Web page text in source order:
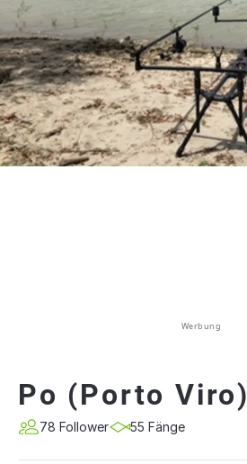
Werbung
Po (Porto Viro)
78 Follower 55 Fänge